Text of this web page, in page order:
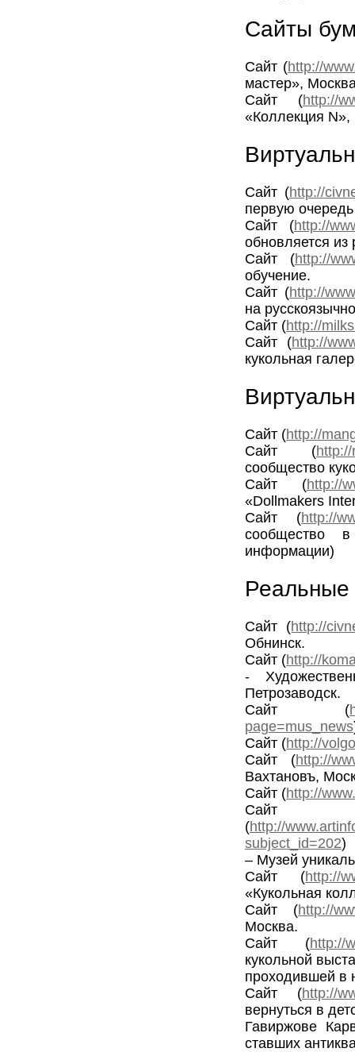
Сайты
Сайт (http://
мастер»,
Сайт (http://
«Коллекция
Сайт (http://
первую
Сайт (http://
обновляется
Сайт (http://
обучение.
Сайт (http://
на
Сайт (http://
Сайт (http://
кукольная
Сайт (http://
Сайт (
сообщество
Сайт (http://
«Dollmakers
Сайт (http://
сообщество
информации)
Реальные
Сайт (http://
Обнинск.
Сайт (http://
-
Петрозаводск.
Сайт (
page=mus_news
Сайт (http://
Сайт (http://
Вахтановъ,
Сайт (http://
Сайт
(http://
subject_id=202)
– Музей
Сайт (http://
«Кукольная
Сайт (http://
Москва.
Сайт (http://
кукольной
проходившей в
Сайт (http://
вернуться в
Гавиржове
ставших